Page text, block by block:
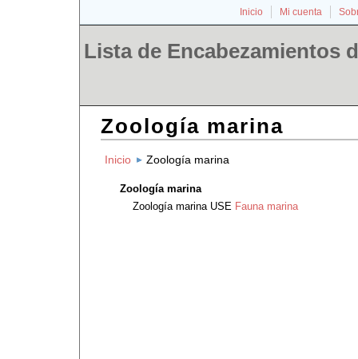
Inicio Mi cuenta
Lista de Encabezamientos
Zoología marina
Inicio Zoología marina
Zoología marina
Zoología marinaUSE Fauna marina